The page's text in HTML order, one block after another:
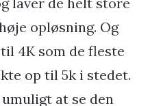
opløsning. Og
4K som de fleste
op til 5k i stedet.
at se den